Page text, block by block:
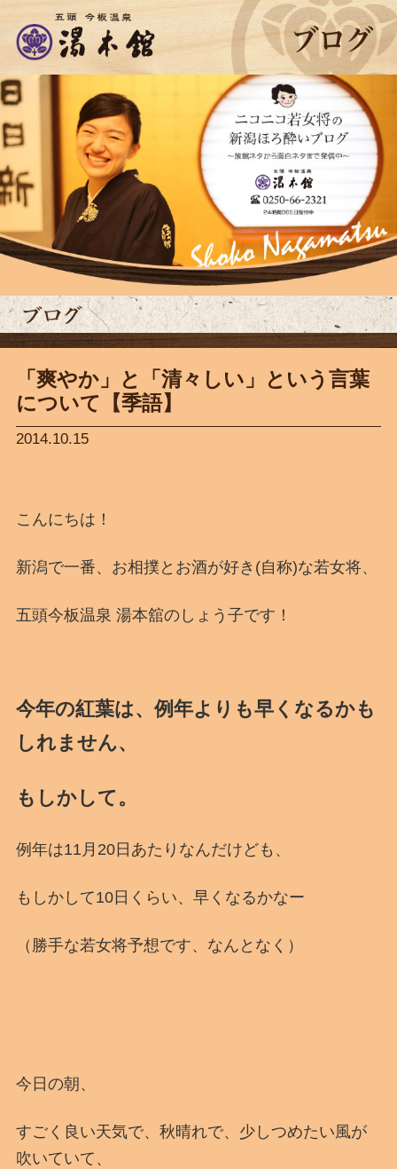
「爽やか」と「清々しい」という言葉
について【季語】
2014.10.15
こんにちは！
新潟で一番、お相撲とお酒が好き(自称)な若女将、
五頭今板温泉 湯本舘のしょう子です！
今年の紅葉は、例年よりも早くなるかも
しれません、
もしかして。
例年は11月20日あたりなんだけども、
もしかして10日くらい、早くなるかなー
（勝手な若女将予想です、なんとなく）
今日の朝、
すごく良い天気で、秋晴れで、少しつめたい風が
吹いていて、